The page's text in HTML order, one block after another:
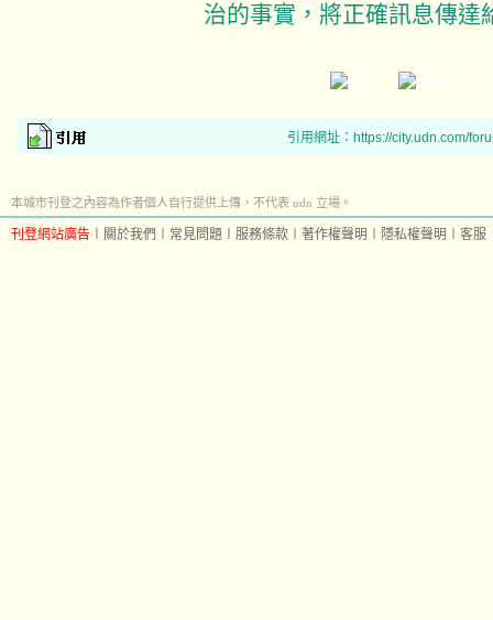
治的事實，將正確訊息傳達
引用網址：https://city.udn.com/
本城市刊登之內容為作者個人自行提供上傳，不代表 udn 立場。
刊登網站廣告 關於我們 常見問題 服務條款 著作權聲明 隱私權聲明 客服